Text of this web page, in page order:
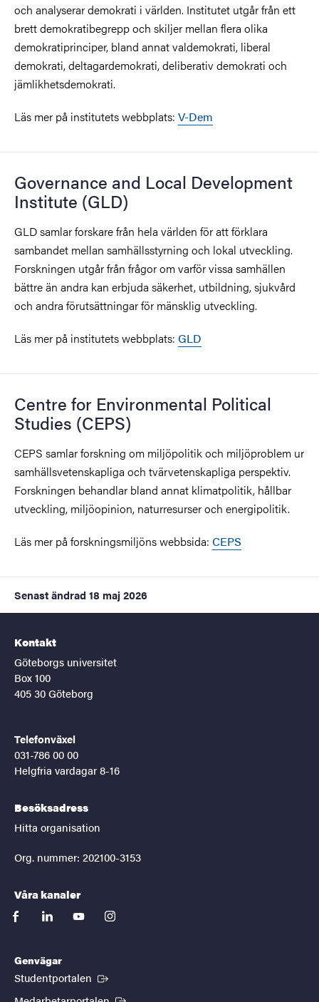
och analyserar demokrati i världen. Institutet utgår från ett
brett demokratibegrepp och skiljer mellan flera olika
demokratiprinciper, bland annat valdemokrati, liberal
demokrati, deltagardemokrati, deliberativ demokrati och
jämlikhetsdemokrati.
Läs mer på institutets webbplats: V-Dem
Governance and Local Development
Institute (GLD)
GLD samlar forskare från hela världen för att förklara
sambandet mellan samhällsstyrning och lokal utveckling.
Forskningen utgår från frågor om varför vissa samhällen
bättre än andra kan erbjuda säkerhet, utbildning, sjukvård
och andra förutsättningar för mänsklig utveckling.
Läs mer på institutets webbplats: GLD
Centre for Environmental Political
Studies (CEPS)
CEPS samlar forskning om miljöpolitik och miljöproblem ur
samhällsvetenskapliga och tvärvetenskapliga perspektiv.
Forskningen behandlar bland annat klimatpolitik, hållbar
utveckling, miljöopinion, naturresurser och energipolitik.
Läs mer på forskningsmiljöns webbsida: CEPS
Senast ändrad 18 maj 2026
Kontakt
Göteborgs universitet
Box 100
405 30 Göteborg
Telefonväxel
031-786 00 00
Helgfria vardagar 8-16
Besöksadress
Hitta organisation
Org. nummer: 202100-3153
Våra kanaler
facebooklinkedinyoutubeinstagram
Genvägar
Studentportalen (Extern länk)